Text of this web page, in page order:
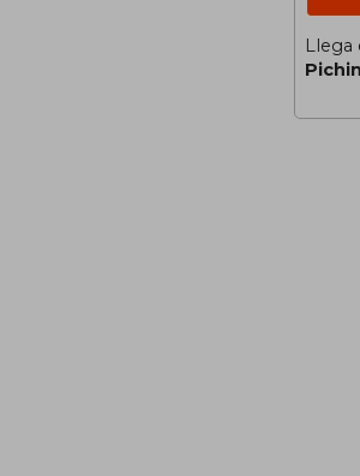
Llega